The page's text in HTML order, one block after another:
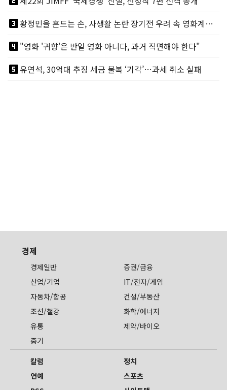
looks_3
황정민을 흔드는 손, 사생활 논란 장기전 우려 속 영화계도 리스크
looks_4"영화 '귀향'은 반일 영화 아니다, 과거 직면해야 한다"
looks_5유연석, 30억대 추징 세금 불복 ‘기각’…과세 취소 실패
경제
경제일반
증권/금융
산업/기업
IT/전자/게임
자동차/항공
건설/부동산
조선/철강
화학/에너지
유통
제약/바이오
중기
칼럼
정치
연예
스포츠